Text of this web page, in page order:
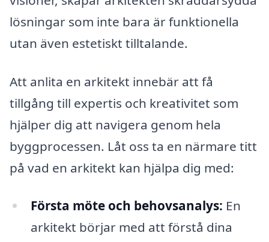
lösningar som inte bara är funktionella
utan även estetiskt tilltalande.
Att anlita en arkitekt innebär att få
tillgång till expertis och kreativitet som
hjälper dig att navigera genom hela
byggprocessen. Låt oss ta en närmare titt
på vad en arkitekt kan hjälpa dig med:
Första möte och behovsanalys: En
arkitekt börjar med att förstå dina